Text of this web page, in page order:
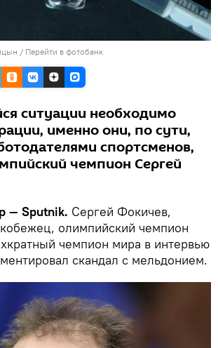
/ Перейти в фотобанк
ситуации необходимо
именно они, по сути,
спортсменов,
чемпион Сергей
— Sputnik. Сергей Фокичев,
олимпийский чемпион
чемпион мира в интервью
скандал с мельдонием.